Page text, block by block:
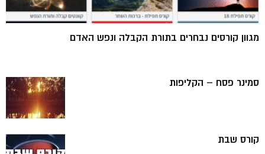
מגוון קורסים נבחרים בתורת הקבלה ונפש האדם
סמינר פסח – הקליפות
קורס שבת